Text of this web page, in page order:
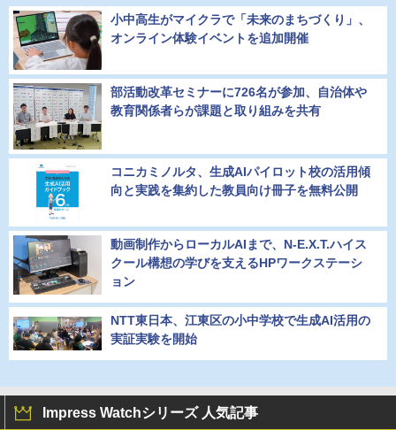
小中高生がマイクラで「未来のまちづくり」、
オンライン体験イベントを追加開催
部活動改革セミナーに726名が参加、自治体や
教育関係者らが課題と取り組みを共有
コニカミノルタ、生成AIパイロット校の活用傾
向と実践を集約した教員向け冊子を無料公開
動画制作からローカルAIまで、N-E.X.T.ハイス
クール構想の学びを支えるHPワークステーシ
ョン
NTT東日本、江東区の小中学校で生成AI活用の
実証実験を開始
Impress Watchシリーズ 人気記事